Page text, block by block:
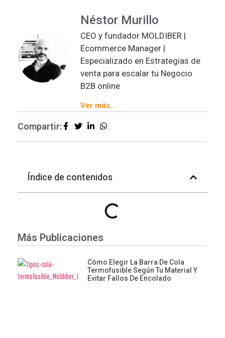
Néstor Murillo
CEO y fundador MOLDIBER |
Ecommerce Manager |
Especializado en Estrategias de
venta para escalar tu Negocio
B2B online
Ver más...
Compartir:
Índice de contenidos
Más Publicaciones
Cómo Elegir La Barra De Cola
Termofusible Según Tu Material Y
Evitar Fallos De Encolado